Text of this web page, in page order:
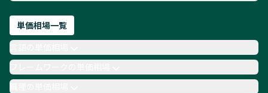
単価相場一覧
職種の単価相場